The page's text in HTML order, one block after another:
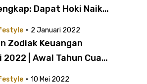
Dapat Hoki Naik
· 2 Januari 2022
Zodiak Keuangan
| Awal Tahun Cuan
· 10 Mei 2022